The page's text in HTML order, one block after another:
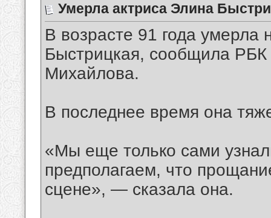
Умерла актриса Элина
В возрасте 91 года
Быстрицкая, сообщила РБК
Михайлова.
В последнее время она
«Мы еще только сами
предполагаем, что
сцене», — сказала она.